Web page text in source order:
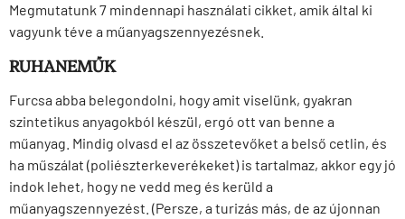
Megmutatunk 7 mindennapi használati cikket, amik által ki
vagyunk téve a műanyagszennyezésnek.
RUHANEMŰK
Furcsa abba belegondolni, hogy amit viselünk, gyakran
szintetikus anyagokból készül, ergó ott van benne a
műanyag. Mindig olvasd el az összetevőket a belső cetlin, és
ha műszálat (poliészterkeverékeket) is tartalmaz, akkor egy jó
indok lehet, hogy ne vedd meg és kerüld a
műanyagszennyezést. (Persze, a turizás más, de az újonnan